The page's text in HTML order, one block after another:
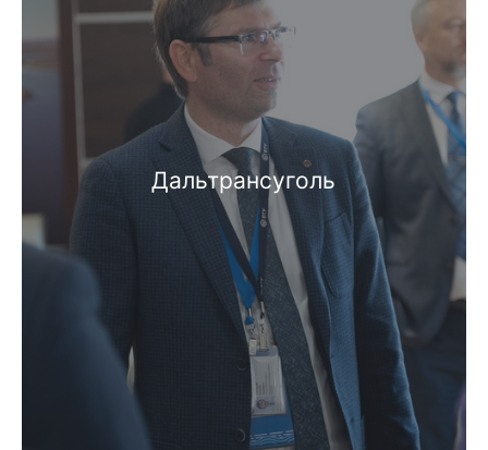
Дальтрансуголь